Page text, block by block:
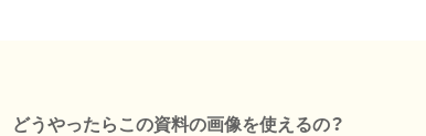
どうやったらこの資料の画像を使えるの？